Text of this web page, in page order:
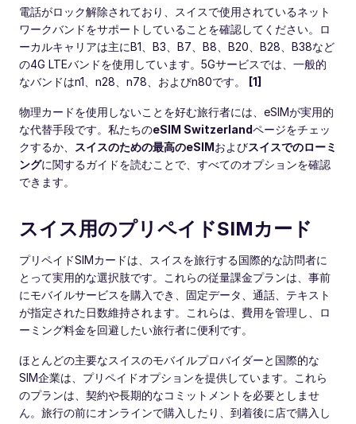
電話がロック解除されており、スイスで使用されているネット
ワークバンドをサポートしていることを確認してください。ロ
ーカルキャリアは主にB1、B3、B7、B8、B20、B28、B38など
の4G LTEバンドを使用しています。5Gサービスでは、一般的
なバンドはn1、n28、n78、およびn80です。
[1]
物理カードを使用しないことを好む旅行者には、eSIMが実用的
な代替手段です。私たちのeSIM Switzerlandページをチェッ
クするか、
スイスのための最高のeSIMおよびスイスでのローミ
ングに関するガイドを読むことで、すべてのオプションを確認
できます。
スイス用のプリペイドSIMカード
プリペイドSIMカードは、スイスを旅行する国際的な訪問者に
とって実用的な選択肢です。これらの従量課金プランは、事前
にモバイルサービスを購入でき、固定データ、通話、テキスト
が指定された日数維持されます。これらは、費用を管理し、ロ
ーミング料金を回避したい旅行者に便利です。
ほとんどの主要なスイスのモバイルプロバイダーと国際的な
SIM企業は、プリペイドオプションを提供しています。これら
のプランは、契約や長期的なコミットメントを必要としませ
ん。旅行の前にオンラインで購入したり、到着後に店で購入し